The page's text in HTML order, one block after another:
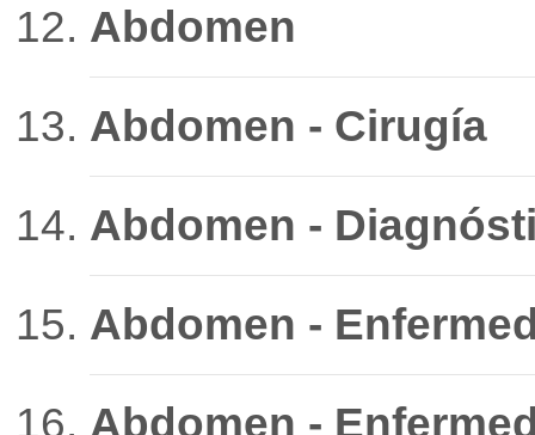
Abdomen
Abdomen - Cirugía
Abdomen -
Abdomen -
Abdomen -